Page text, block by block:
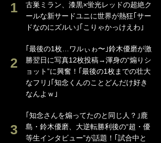
古巣ミラン、漆黒×蛍光レッドの超絶ク
ールな新サードユニに世界が熱狂｢サー
ドなのにズルい｣｢こりゃかっけえわ｣
｢最後の1枚…ワルぃゎ〜｣鈴木優磨が激
勝翌日に写真12枚投稿→渾身の“煽りシ
ョット”に興奮！｢最後の1枚までの壮大
なフリ｣｢知念くんのことどんだけ好き
なんよｗ｣
｢知念さんを煽ってたのと同じ人？｣鹿
島・鈴木優磨、大逆転勝利後の“超・優
等生インタビュー”が話題！｢試合中と